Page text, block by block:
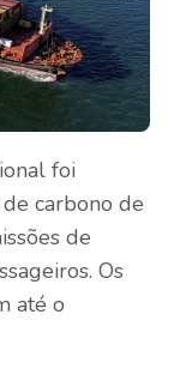
foi
carbono de
de
Os
até o